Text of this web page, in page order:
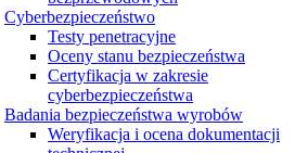
Cyberbezpieczeństwo
Testy penetracyjne
Oceny stanu bezpieczeństwa
Certyfikacja w zakresie
cyberbezpieczeństwa
Badania bezpieczeństwa wyrobów
Weryfikacja i ocena dokumentacji